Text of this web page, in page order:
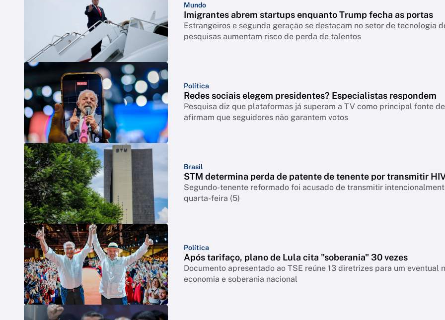
Mundo
Imigrantes abrem startups enquanto Trump fecha as portas
Estrangeiros e segunda geração se destacam no setor de tecnologia
pesquisas aumentam risco de perda de talentos
Política
Redes sociais elegem presidentes? Especialistas respondem
Pesquisa diz que plataformas já superam a TV como principal fonte
afirmam que seguidores não garantem votos
Brasil
STM determina perda de patente de tenente por transmitir
Segundo-tenente reformado foi acusado de transmitir
quarta-feira (5)
Política
Após tarifaço, plano de Lula cita "soberania" 30 vezes
Documento apresentado ao TSE reúne 13 diretrizes para um
economia e soberania nacional